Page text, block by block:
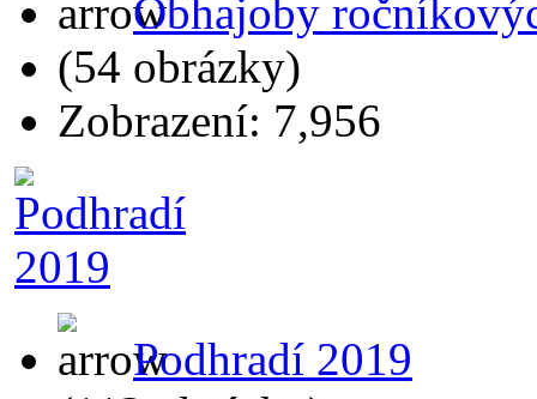
Obhajoby
(54 obrázky)
Zobrazení: 7,956
Podhradí 2019